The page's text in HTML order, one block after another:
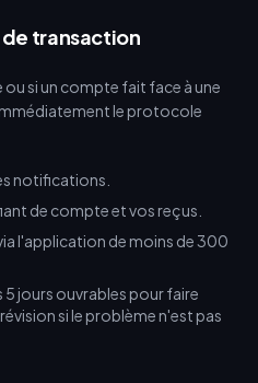
de transaction
si un compte fait face à une
le protocole
notifications.
de compte et vos reçus.
l'application de moins de 300
5 jours ouvrables pour faire
si le problème n'est pas